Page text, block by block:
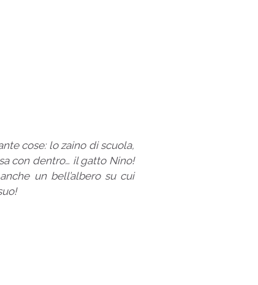
cose: lo zaino di scuola,
con dentro… il gatto Nino!
un bell’albero su cui